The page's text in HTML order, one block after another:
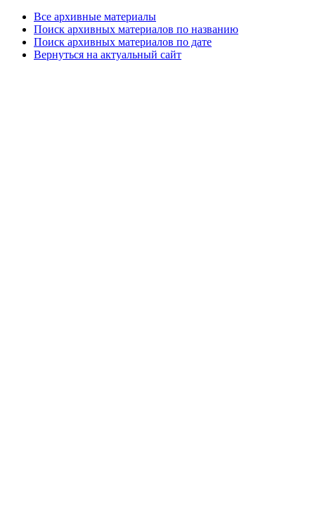
Все архивные материалы
Поиск архивных материалов по названию
Поиск архивных материалов по дате
Вернуться на актуальный сайт